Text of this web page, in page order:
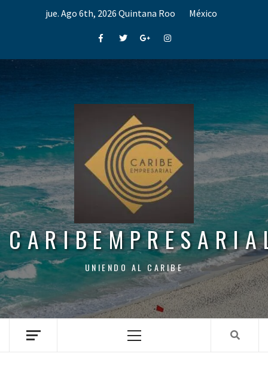
jue. Ago 6th, 2026 Quintana Roo México
FacebookTwitterGoogle+Instagram
UNIENDO AL CARIBE
Menu